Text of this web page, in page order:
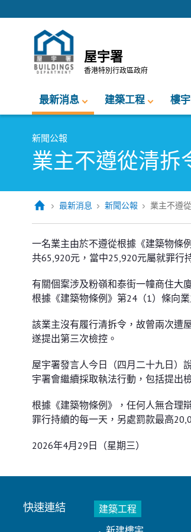
屋宇署
香港特別行政區政府
最新消息 建築工程 樓
新聞公報
業主不遵從清拆
最新消息 新聞公報 業主不遵
業主不遵從清拆令被
一名業主由於不遵從根據《建築物條
共65,920元，當中25,920元屬就罪行
有關個䅁涉及粉嶺和泰街一幢商住大
根據《建築物條例》第24（1）條向
該業主沒有履行清拆令，故曾兩次遭
遂提出第三次檢控。
屋宇署發言人今日（四月二十九日）
宇署會繼續採取執法行動，包括提出
根據《建築物條例》，任何人無合理
罪行持續的每一天，另處罰款最高
2026年4月29日（星期三）
快速連結
建築工程